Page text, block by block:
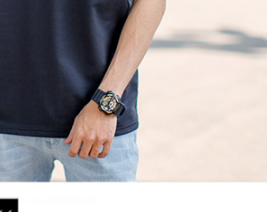
形，恩沛科技股份有限公司將
動。